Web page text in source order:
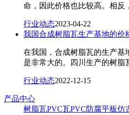
命，因此价格也比较高。相反
行业动态2023-04-22
我国合成树脂瓦生产基地的价
在我国，合成树脂瓦的生产基
是非常大的。四川生产的树脂
行业动态2022-12-15
产品中心
树脂瓦PVC瓦PVC防腐平板仿